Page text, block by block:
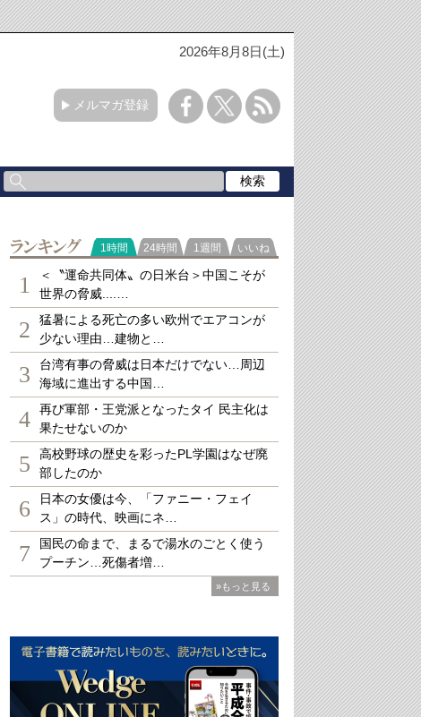
2026年8月8日(土)
メルマガ登録
ランキング
1時間 24時間 1週間 いいね
1
＜〝運命共同体〟の日米台＞中国こそが
世界の脅威....…
2
猛暑による死亡の多い欧州でエアコンが
少ない理由…建物と…
3
台湾有事の脅威は日本だけでない…周辺
海域に進出する中国…
4
再び軍部・王党派となったタイ 民主化は
果たせないのか
5
高校野球の歴史を彩ったPL学園はなぜ廃
部したのか
6
日本の女優は今、「ファニー・フェイ
ス」の時代、映画にネ…
7
国民の命まで、まるで湯水のごとく使う
プーチン…死傷者増…
»もっと見る